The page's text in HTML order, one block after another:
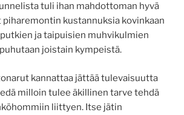
tuli ihan mahdottoman hyvä
piharemontin kustannuksia kovinkaan
ja taipuisien muhvikulmien
joistain kympeistä.
kannattaa jättää tulevaisuutta
milloin tulee äkillinen tarve tehdä
liittyen. Itse jätin